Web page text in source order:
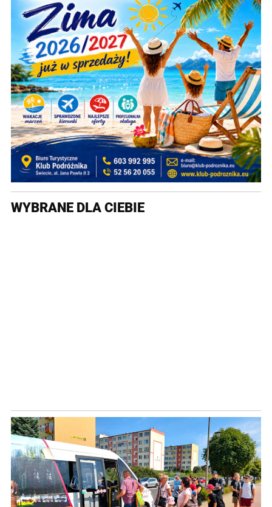
WYBRANE DLA CIEBIE